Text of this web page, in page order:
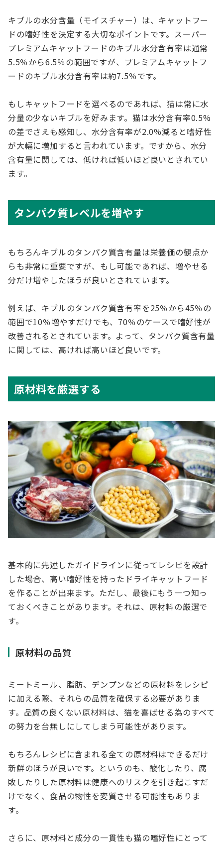
キブルの水分含量（モイスチャー）は、キャットフー
ドの嗜好性を決定する大切なポイントです。スーパー
プレミアムキャットフードのキブル水分含有率は通常
5.5％から6.5％の範囲ですが、プレミアムキャットフ
ードのキブル水分含有率は約7.5％です。
もしキャットフードを選べるのであれば、猫は常に水
分量の少ないキブルを好みます。猫は水分含有率0.5%
の差でさえも感知し、水分含有率が2.0%減ると嗜好性
が大幅に増加すると言われています。ですから、水分
含有量に関しては、低ければ低いほど良いとされてい
ます。
タンパク質レベルを増やす
もちろんキブルのタンパク質含有量は栄養価の観点か
らも非常に重要ですが、もし可能であれば、増やせる
分だけ増やしたほうが良いとされています。
例えば、キブルのタンパク質含有率を25％から45％の
範囲で10％増やすだけでも、70％のケースで嗜好性が
改善されるとされています。よって、タンパク質含有量
に関しては、高ければ高いほど良いです。
原材料を厳選する
基本的に先述したガイドラインに従ってレシピを設計
した場合、高い嗜好性を持ったドライキャットフード
を作ることが出来ます。ただし、最後にもう一つ知っ
ておくべきことがあります。それは、原材料の厳選で
す。
原材料の品質
ミートミール、脂肪、デンプンなどの原材料をレシピ
に加える際、それらの品質を確保する必要がありま
す。品質の良くない原材料は、猫を喜ばせる為のすべて
の努力を台無しにしてしまう可能性があります。
もちろんレシピに含まれる全ての原材料はできるだけ
新鮮のほうが良いです。というのも、酸化したり、腐
敗したりした原材料は健康へのリスクを引き起こすだ
けでなく、食品の物性を変質させる可能性もありま
す。
さらに、原材料と成分の一貫性も猫の嗜好性にとって